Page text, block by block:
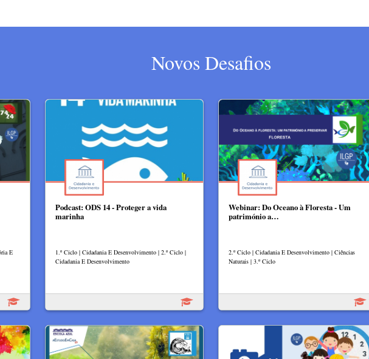
Novos Desafios
E
Podcast: ODS 14 - Proteger a vida
marinha
1.º Ciclo | Cidadania E Desenvolvimento | 2.º Ciclo |
Cidadania E Desenvolvimento
Webinar: Do Oceano à Floresta - Um
património a…
2.º Ciclo | Cidadania E Desenvolvimento | Ciências
Naturais | 3.º Ciclo